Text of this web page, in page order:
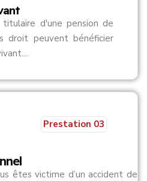
d'une pension de
droit peuvent bénéficier
Prestation 03
êtes victime d’un accident de